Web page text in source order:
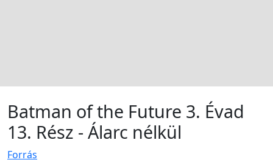
Batman of the Future 3. Évad
13. Rész - Álarc nélkül
Forrás